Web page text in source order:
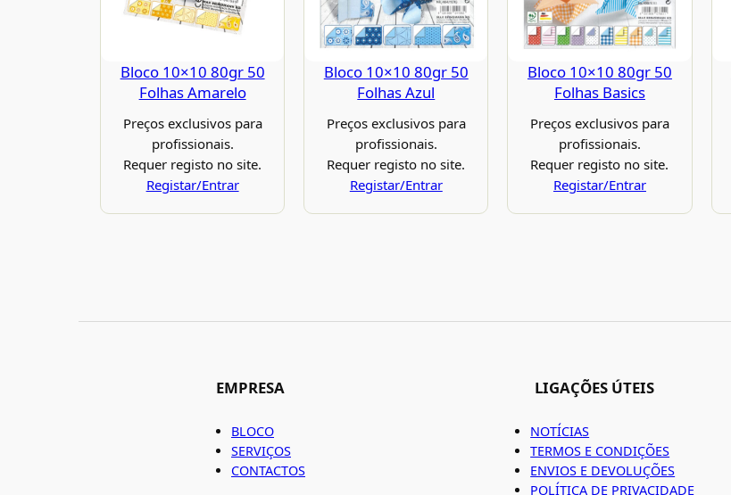
Bloco 10×10 80gr 50
Folhas Amarelo
Preços exclusivos para
profissionais.
Requer registo no site.
Registar/Entrar
Bloco 10×10 80gr 50
Folhas Azul
Preços exclusivos para
profissionais.
Requer registo no site.
Registar/Entrar
Bloco 10×10 80gr 50
Folhas Basics
Preços exclusivos para
profissionais.
Requer registo no site.
Registar/Entrar
EMPRESA
BLOCO
SERVIÇOS
CONTACTOS
LIGAÇÕES ÚTEIS
NOTÍCIAS
TERMOS E CONDIÇÕES
ENVIOS E DEVOLUÇÕES
POLÍTICA DE PRIVACIDADE